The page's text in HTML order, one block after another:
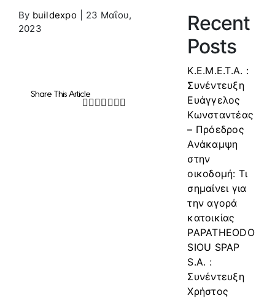
By buildexpo
23 Μαΐου,
2023
Share This Article
Facebook
Twitter
LinkedIn
WhatsApp
Tumblr
Pinterest
Recent
Posts
Κ.Ε.Μ.Ε.Τ.Α. :
Συνέντευξη
Ευάγγελος
Κωνσταντέας
– Πρόεδρος
Ανάκαμψη
στην
οικοδομή: Τι
σημαίνει για
την αγορά
κατοικίας
PAPATHEODO
SIOU SPAP
S.A. :
Συνέντευξη
Χρήστος